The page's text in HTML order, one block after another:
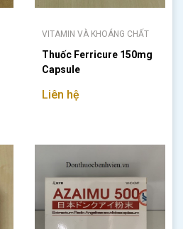
VITAMIN VÀ KHOÁNG CHẤT
Thuốc Ferricure 150mg
Capsule
Liên hệ